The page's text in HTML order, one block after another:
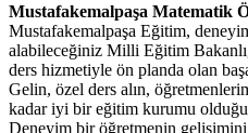
Mustafakemalpaşa Matematik
Mustafakemalpaşa Eğitim,
alabileceğiniz Milli Eğitim
ders hizmetiyle ön planda olan
Gelin, özel ders alın,
kadar iyi bir eğitim kurumu
Deneyim bir öğretmenin